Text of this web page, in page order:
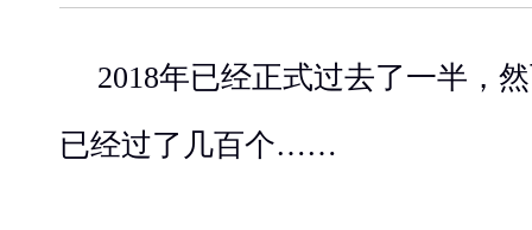
2018年已经正式过去了一半，
已经过了几百个……